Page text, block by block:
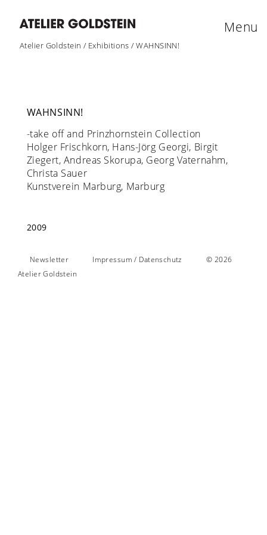
Atelier Goldstein / Exhibitions /WAHNSINN!
Menu
WAHNSINN!
-take off and Prinzhornstein Collection
Holger Frischkorn, Hans-Jörg Georgi, Birgit
Ziegert, Andreas Skorupa, Georg Vaternahm,
Christa Sauer
Kunstverein Marburg, Marburg
2009
Newsletter Impressum / Datenschutz
© 2026
Atelier Goldstein